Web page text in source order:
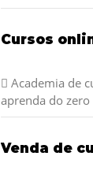
Cursos
Academia de
aprenda do
Venda de